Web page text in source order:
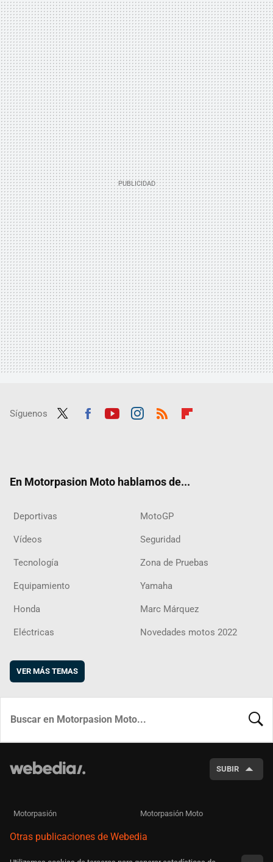
Síguenos
En Motorpasion Moto hablamos de...
Deportivas MotoGP
Vídeos Seguridad
Tecnología Zona de Pruebas
Equipamiento Yamaha
Honda Marc Márquez
Eléctricas Novedades motos 2022
VER MÁS TEMAS
SUBIR
Motorpasión Motorpasión Moto
Otras publicaciones de Webedia